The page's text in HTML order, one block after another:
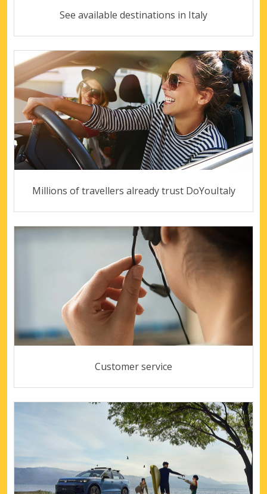
See available destinations in Italy
Millions of travellers already trust DoYouItaly
Customer service